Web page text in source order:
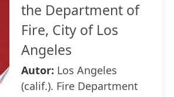
the Department of
Fire, City of Los
Angeles
Autor: Los Angeles
(calif.). Fire Department